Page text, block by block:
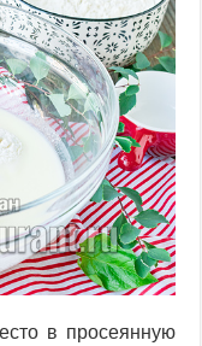
в просеянную